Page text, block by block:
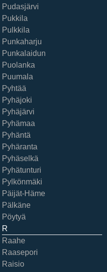
Pudasjärvi
Pukkila
Pulkkila
Punkaharju
Punkalaidun
Puolanka
Puumala
Pyhtää
Pyhäjoki
Pyhäjärvi
Pyhämaa
Pyhäntä
Pyhäranta
Pyhäselkä
Pyhätunturi
Pylkönmäki
Päijät-Häme
Pälkäne
Pöytyä
R
Raahe
Raasepori
Raisio